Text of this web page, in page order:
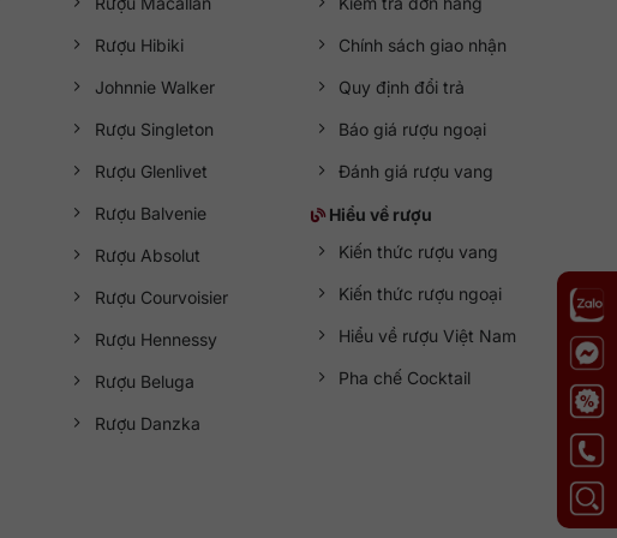
Rượu Hibiki
Johnnie Walker
Rượu Singleton
Rượu Glenlivet
Rượu Balvenie
Rượu Absolut
Rượu Courvoisier
Rượu Hennessy
Rượu Beluga
Rượu Danzka
Chính sách giao nhận
Quy định đổi trả
Báo giá rượu ngoại
Đánh giá rượu vang
Hiểu về rượu
Kiến thức rượu vang
Kiến thức rượu ngoại
Hiểu về rượu Việt Nam
Pha chế Cocktail